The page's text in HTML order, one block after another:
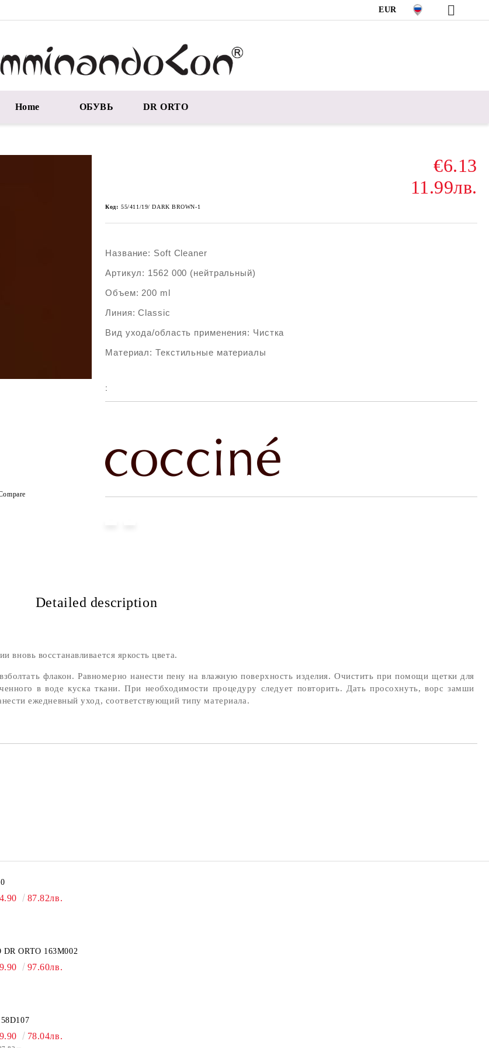
EUR
Home ОБУВЬ DR ORTO
€6.13
11.99лв.
Код: 55/411/19/ DARK BROWN-1
Название: Soft Cleaner
Артикул: 1562 000 (нейтральный)
Объем: 200 ml
Линия: Classic
Вид ухода/область применения: Чистка
Материал: Текстильные материалы
:
Detailed description
вновь восстанавливается яркость цвета.
флакон. Равномерно нанести пену на влажную поверхность изделия. Очистить при помощи щетки для
в воде куска ткани. При необходимости процедуру следует повторить. Дать просохнуть, ворс замши
ежедневный уход, соответствующий типу материала.
87.82лв.
DR ORTO 163M002
97.60лв.
78.04лв.